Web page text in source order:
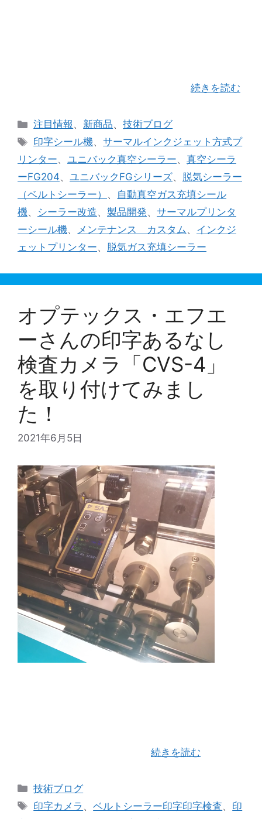
続きを読む
カ
テ
リ
ー
注目情報 、 新商品、技術ブログ
タ
グ
印字シール機、サーマルインクジェット方式プ
リンター、 ユニバック真空シーラー、 真空シーラ
ーFG204、 ユニバックFGシリーズ、 脱気シーラー
（ベルトシーラー） 、 自動真空ガス充填シール
機、 シーラー改造、 製品開発、 サーマルプリンタ
ーシール機、 メンテナンス カスタム、 インクジ
ェットプリンター、 脱気ガス充填シーラー
オプテックス・エフエ
ーさんの印字あるなし
検査カメラ「CVS-4」
を取り付けてみまし
た！
2021年6月5日
続きを読む
カ
テ
技術ブログ
タ
印字カメラ 、ベルトシーラー印字印字検査、 印